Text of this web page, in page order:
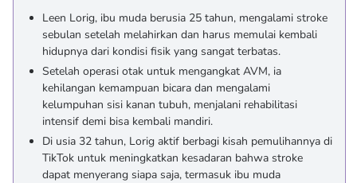
Leen Lorig, ibu muda berusia 25 tahun, mengalami stroke
sebulan setelah melahirkan dan harus memulai kembali
hidupnya dari kondisi fisik yang sangat terbatas.
Setelah operasi otak untuk mengangkat AVM, ia
kehilangan kemampuan bicara dan mengalami
kelumpuhan sisi kanan tubuh, menjalani rehabilitasi
intensif demi bisa kembali mandiri.
Di usia 32 tahun, Lorig aktif berbagi kisah pemulihannya di
TikTok untuk meningkatkan kesadaran bahwa stroke
dapat menyerang siapa saja, termasuk ibu muda